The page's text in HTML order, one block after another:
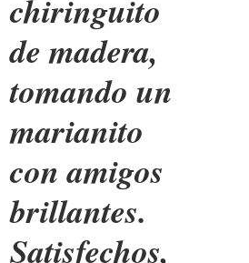
chiringuito
de madera,
tomando un
marianito
con amigos
brillantes.
Satisfechos,